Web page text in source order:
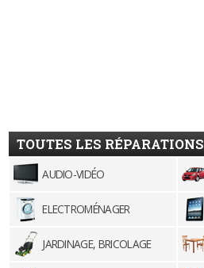
TOUTES LES RÉPARATIONS
AUDIO-VIDÉO
ELECTROMÉNAGER
JARDINAGE, BRICOLAGE